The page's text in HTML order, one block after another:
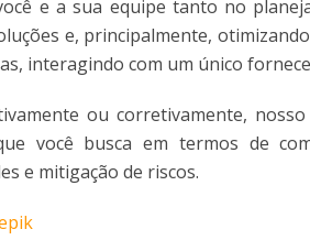
e a sua equipe tanto no
e, principalmente,
interagindo com um único
ou corretivamente,
você busca em termos de
e mitigação de riscos.